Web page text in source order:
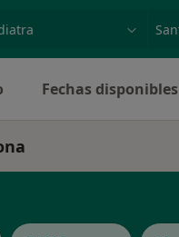
Fechas disponibles